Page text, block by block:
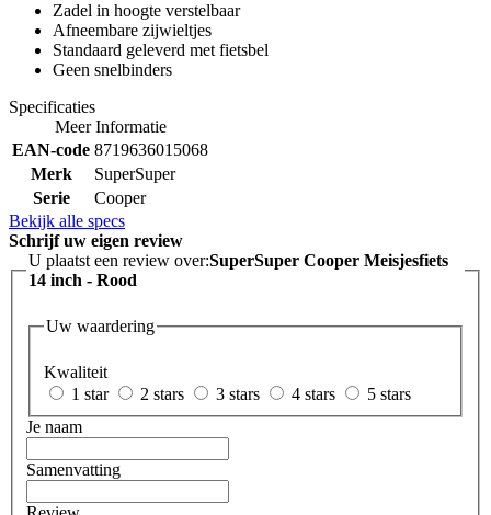
Zadel in hoogte verstelbaar
Afneembare zijwieltjes
Standaard geleverd met fietsbel
Geen snelbinders
Specificaties
Meer Informatie
EAN-code 8719636015068
Merk
SuperSuper
Serie
Cooper
Bekijk alle specs
Schrijf uw eigen review
U plaatst een review over:SuperSuper Cooper Meisjesfiets
14 inch - Rood
Uw waardering
Kwaliteit
1 star
2 stars 3 stars 4 stars
5 stars
Je naam
Samenvatting